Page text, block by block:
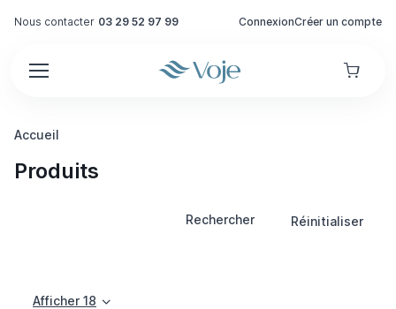
Nous contacter 03 29 52 97 99 ConnexionCréer un compte
Accueil
Produits
Rechercher Réinitialiser
Afficher 18